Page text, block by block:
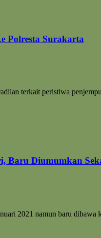
Polresta Surakarta
terkait peristiwa
Baru Diumumkan
2021 namun baru